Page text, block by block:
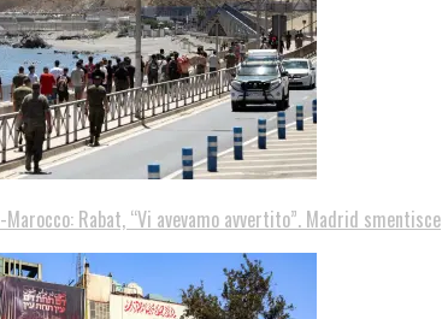
Marocco: Rabat, “Vi avevamo avvertito”. Madrid smentisce